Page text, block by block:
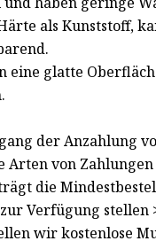
als Kunststoff,
glatte
der Anzahlung
von
die
Verfügung stellen
wir kostenlose